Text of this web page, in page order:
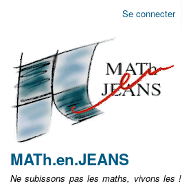
Aller
non
identifié
Se connecter
MATh.en.JEANS
Ne subissons pas les maths, vivons les !